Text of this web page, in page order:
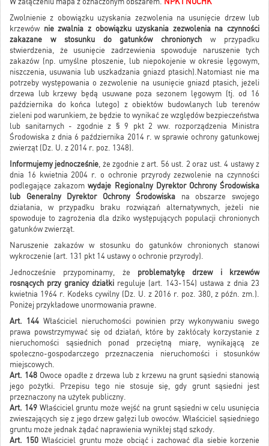
Zwolnienie z obowiązku uzyskania zezwolenia na usunięcie drzew lub
krzewów nie zwalnia z obowiązku uzyskania zezwolenia na czynności
zakazane w stosunku do gatunków chronionych w przypadku
stwierdzenia, że usunięcie zadrzewienia spowoduje naruszenie tych
zakazów (np. umyślne płoszenie, lub niepokojenie w okresie lęgowym,
niszczenia, usuwania lub uszkadzania gniazd ptasich).Natomiast nie ma
potrzeby występowania o zezwolenie na usunięcie gniazd ptasich, jeżeli
drzewa lub krzewy będą usuwane poza sezonem lęgowym (tj. od 16
października do końca lutego) z obiektów budowlanych lub terenów
zieleni pod warunkiem, że będzie to wynikać ze względów bezpieczeństwa
lub sanitarnych - zgodnie z § 9 pkt 2 ww. rozporządzenia Ministra
Środowiska z dnia 6 października 2014 r. w sprawie ochrony gatunkowej
zwierząt (Dz. U. z 2014 r. poz. 1348).
Informujemy jednocześnie, że zgodnie z art. 56 ust. 2 oraz ust. 4 ustawy z
dnia 16 kwietnia 2004 r. o ochronie przyrody zezwolenie na czynności
podlegające zakazomwydaje Regionalny Dyrektor Ochrony Środowiska
lub Generalny Dyrektor Ochrony Środowiska na obszarze swojego
działania, w przypadku braku rozwiązań alternatywnych, jeżeli nie
spowoduje to zagrożenia dla dziko występujących populacji chronionych
gatunków zwierząt.
Naruszenie zakazów w stosunku do gatunków chronionych stanowi
wykroczenie (art. 131 pkt 14 ustawy o ochronie przyrody).
Jednocześnie przypominamy, że problematykę drzew i krzewów
rosnących przy granicy działki reguluje (art. 143-154) ustawa z dnia 23
kwietnia 1964 r. Kodeks cywilny (Dz. U. z 2016 r. poz. 380, z późn. zm.).
Poniżej przykładowe unormowania prawne.
Art. 144 Właściciel nieruchomości powinien przy wykonywaniu swego
prawa powstrzymywać się od działań, które by zakłócały korzystanie z
nieruchomości sąsiednich ponad przeciętną miarę, wynikającą ze
społeczno-gospodarczego przeznaczenia nieruchomości i stosunków
miejscowych.
Art. 148 Owoce opadłe z drzewa lub z krzewu na grunt sąsiedni stanowią
jego pożytki. Przepisu tego nie stosuje się, gdy grunt sąsiedni jest
przeznaczony na użytek publiczny.
Art. 149Właściciel gruntu może wejść na grunt sąsiedni w celu usunięcia
zwieszających się z jego drzew gałęzi lub owoców. Właściciel sąsiedniego
gruntu może jednak żądać naprawienia wynikłej stąd szkody.
Art. 150Właściciel gruntu może obciąć i zachować dla siebie korzenie